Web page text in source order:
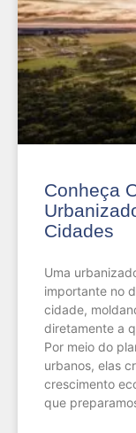
Conheça
Cidades
Uma
importante no
cidade,
diretamente a
Por meio do
urbanos, elas
crescimento
que